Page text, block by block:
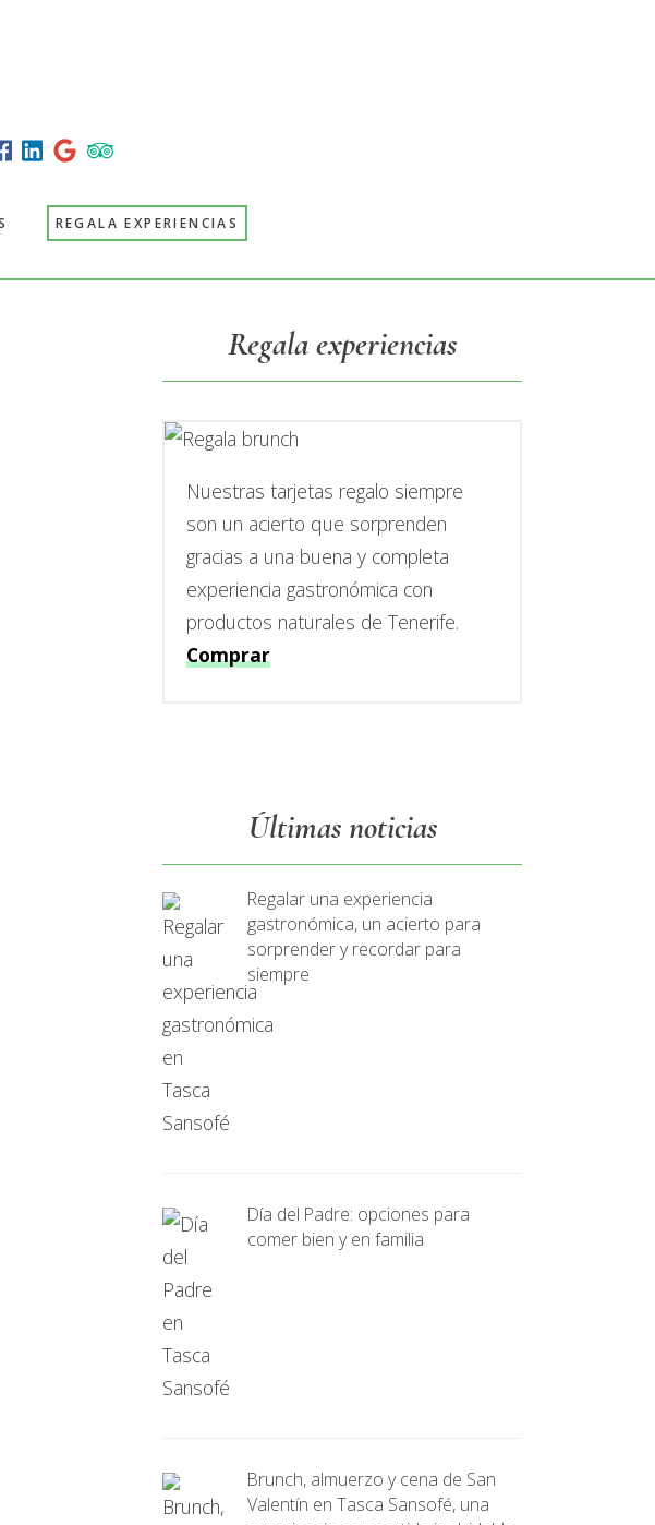
REGALA EXPERIENCIAS
Primary
Sidebar
Regala experiencias
Nuestras tarjetas regalo siempre
son un acierto que sorprenden
gracias a una buena y completa
experiencia gastronómica con
productos naturales de Tenerife.
Comprar
Últimas noticias
Regalar una experiencia
gastronómica, un acierto para
sorprender y recordar para
siempre
Día del Padre: opciones para
comer bien y en familia
Brunch, almuerzo y cena de San
Valentín en Tasca Sansofé, una